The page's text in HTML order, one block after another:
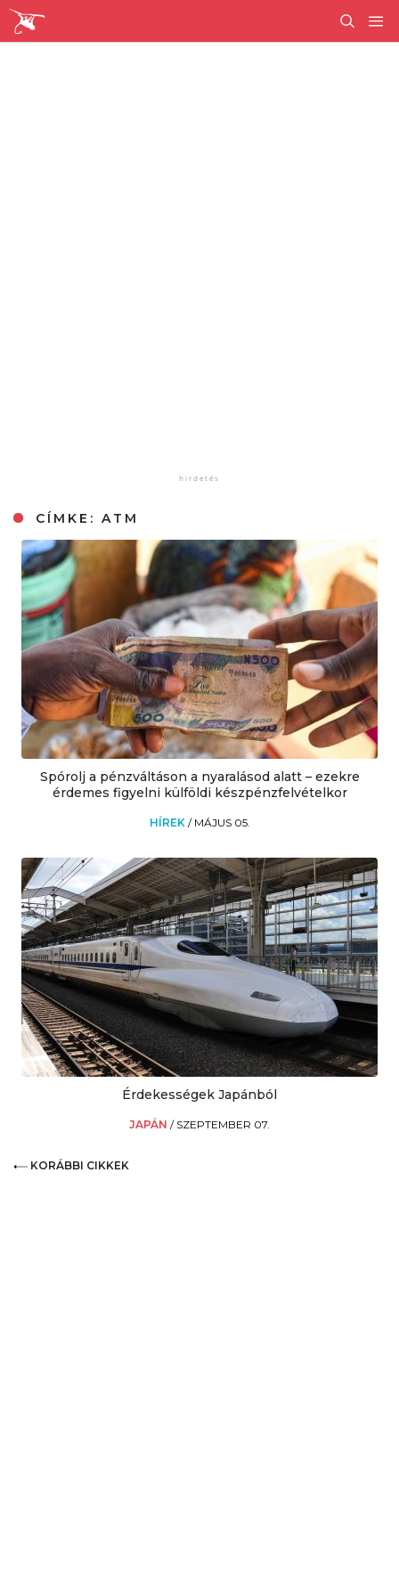
CÍMKE:ATM
Spórolj a pénzváltáson a nyaralásod alatt – ezekre
érdemes figyelni külföldi készpénzfelvételkor
HÍREK / MÁJUS 05.
Érdekességek Japánból
JAPÁN / SZEPTEMBER 07.
KORÁBBI CIKKEK